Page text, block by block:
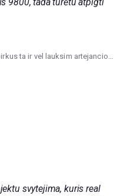
ta ir vel lauksim artejancio…
svytejima, kuris real